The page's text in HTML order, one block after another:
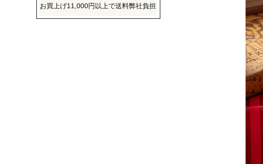
お買上げ11,000円以上で送料弊社負担